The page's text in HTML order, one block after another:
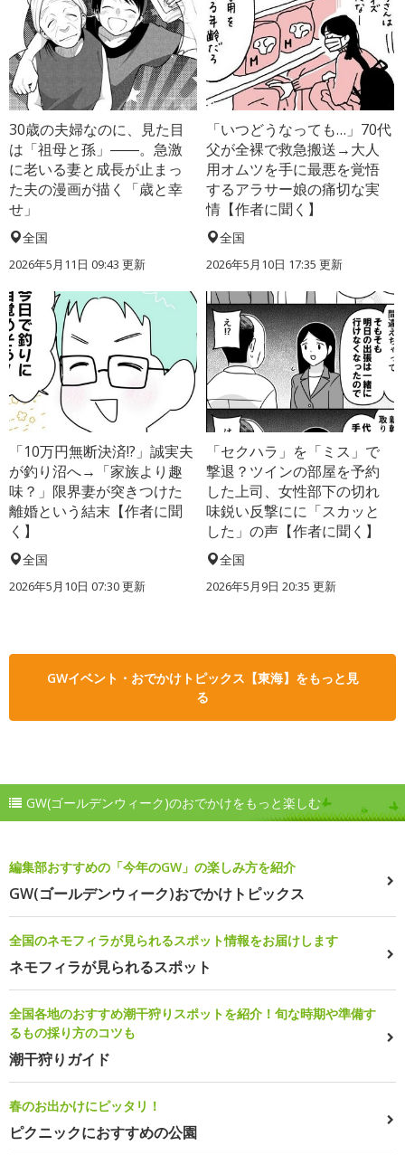
30歳の夫婦なのに、見た目
は「祖母と孫」――。急激
に老いる妻と成長が止まっ
た夫の漫画が描く「歳と幸
せ」
全国
2026年5月11日 09:43 更新
「いつどうなっても…」70代
父が全裸で救急搬送→大人
用オムツを手に最悪を覚悟
するアラサー娘の痛切な実
情【作者に聞く】
全国
2026年5月10日 17:35 更新
「10万円無断決済!?」誠実夫
が釣り沼へ→「家族より趣
味？」限界妻が突きつけた
離婚という結末【作者に聞
く】
全国
2026年5月10日 07:30 更新
「セクハラ」を「ミス」で
撃退？ツインの部屋を予約
した上司、女性部下の切れ
味鋭い反撃にに「スカッと
した」の声【作者に聞く】
全国
2026年5月9日 20:35 更新
GWイベント・おでかけトピックス【東海】をもっと見
る
GW(ゴールデンウィーク)のおでかけをもっと楽しむ
編集部おすすめの「今年のGW」の楽しみ方を紹介
GW(ゴールデンウィーク)おでかけトピックス
全国のネモフィラが見られるスポット情報をお届けします
ネモフィラが見られるスポット
全国各地のおすすめ潮干狩りスポットを紹介！旬な時期や準備す
るもの採り方のコツも
潮干狩りガイド
春のお出かけにピッタリ！
ピクニックにおすすめの公園